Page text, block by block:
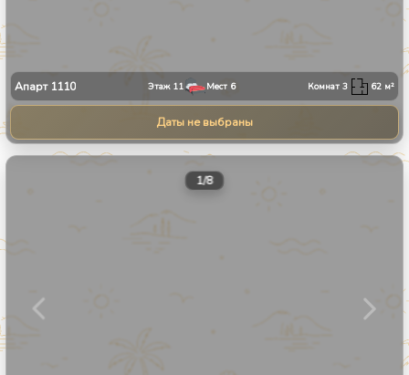
Апарт 1110 Этаж 11 Мест 6 Комнат3 62 м²
Даты не выбраны
1/8